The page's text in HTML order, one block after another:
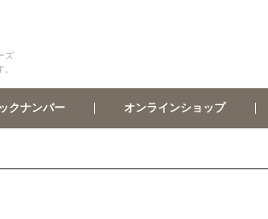
ズ
クナンバー オンラインショップ